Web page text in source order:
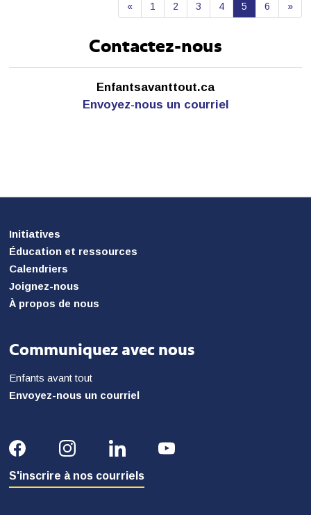
« 1 2 3 4 5 6 »
Contactez-nous
Enfantsavanttout.ca
Envoyez-nous un courriel
Initiatives
Éducation et ressources
Calendriers
Joignez-nous
À propos de nous
Communiquez avec nous
Enfants avant tout
Envoyez-nous un courriel
S'inscrire à nos courriels